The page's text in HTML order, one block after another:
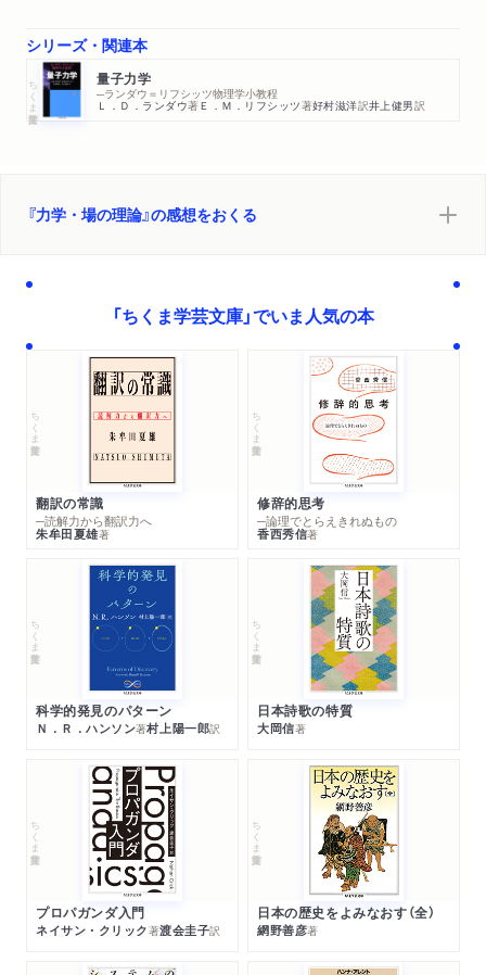
シリーズ・関連本
ちくま学芸文庫 量子力学
─ランダウ＝リフシッツ物理学小教程
Ｌ．Ｄ．ランダウ著Ｅ．Ｍ．リフシッツ著好村滋洋訳井上健男訳
『力学・場の理論』の感想をおくる
「ちくま学芸文庫」でいま人気の本
ちくま学芸文庫
翻訳の常識
─読解力から翻訳力へ
朱牟田夏雄著
ちくま学芸文庫
修辞的思考
─論理でとらえきれぬもの
香西秀信著
ちくま学芸文庫
科学的発見のパターン
Ｎ．Ｒ．ハンソン著村上陽一郎訳
ちくま学芸文庫
日本詩歌の特質
大岡信著
ちくま学芸文庫
プロパガンダ入門
ネイサン・クリック著渡会圭子訳
ちくま学芸文庫
日本の歴史をよみなおす（全）
網野善彦著